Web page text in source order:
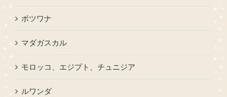
ボツワナ
マダガスカル
モロッコ、エジプト、チュニジア
ルワンダ